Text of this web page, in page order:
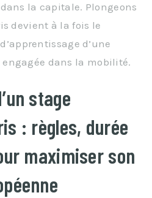
la capitale. Plongeons
devient à la fois le
d’une
dans la mobilité.
stage
: règles, durée
maximiser son